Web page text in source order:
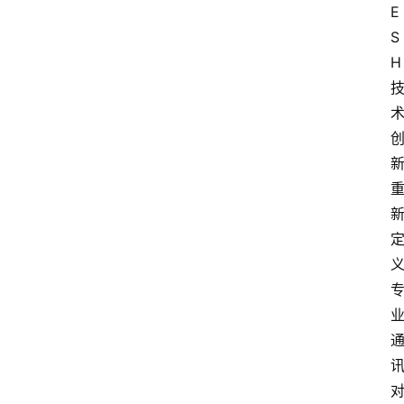
E
S
H
技
术
创
新
重
新
定
义
专
业
通
讯
对